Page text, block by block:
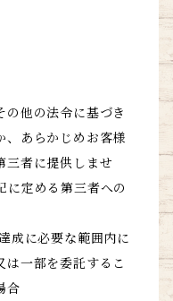
の他の法令に基づき
、あらかじめお客様
三者に提供しませ
に定める第三者への
成に必要な範囲内に
は一部を委託するこ
合